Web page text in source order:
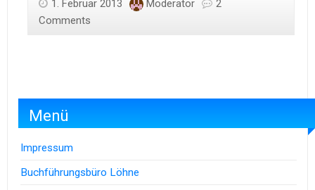
1. Februar 2013 Moderator
2
Comments
Menü
Impressum
Buchführungsbüro Löhne